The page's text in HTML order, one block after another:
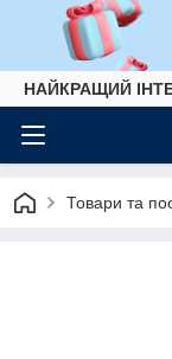
НАЙКРАЩИЙ
Товари та